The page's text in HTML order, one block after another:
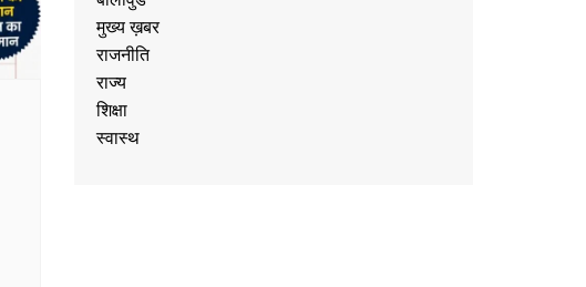
मुख्य ख़बर
राजनीति
राज्य
शिक्षा
स्वास्थ